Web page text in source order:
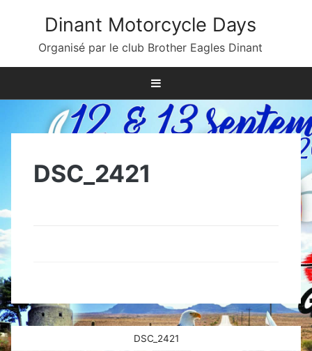
Dinant Motorcycle Days
Organisé par le club Brother Eagles Dinant
DSC_2421
Navigation
DSC_2421